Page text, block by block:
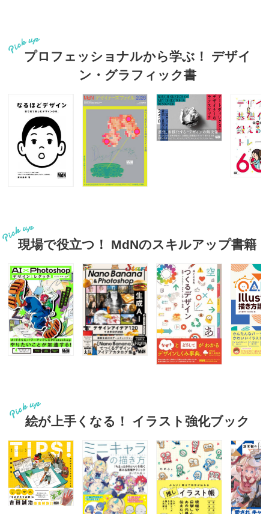
プロフェッショナルから学ぶ！ デザイ
ン・グラフィック書
現場で役立つ！ MdNのスキルアップ書籍
絵が上手くなる！ イラスト強化ブック